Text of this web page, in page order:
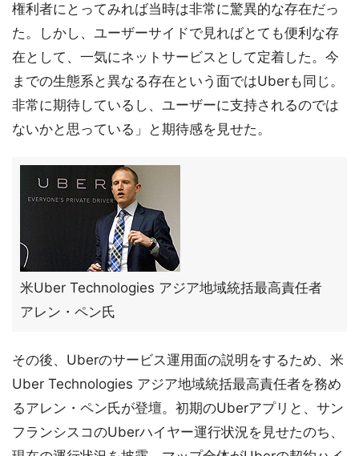
権利者にとってみれば当時は非常に驚異的な存在だっ
た。しかし、ユーザーサイドで見ればとても便利な存
在として、一気にネットサービスとして定着した。今
までの生態系と異なる存在という面ではUberも同じ。
非常に期待しているし、ユーザーに支持されるのでは
ないかと思っている」と期待感を見せた。
米Uber Technologies アジア地域統括最高責任者
アレン・ペン氏
その後、Uberのサービス運用面の説明をするため、米
Uber Technologies アジア地域統括最高責任者を務め
るアレン・ペン氏が登壇。初期のUberアプリと、サン
フランシスコのUberハイヤー運行状況を見せたのち、